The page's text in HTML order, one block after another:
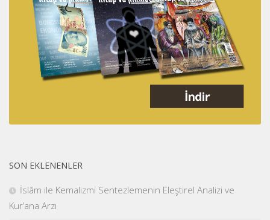
SON EKLENENLER
İslâm ile Kemalizmi Sentezlemenin Eleştirel Analizi ve
Kur’ana Arzı